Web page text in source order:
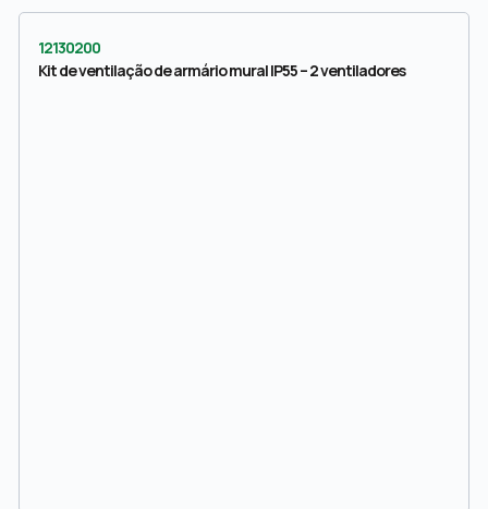
12130200
Kit de ventilação de armário mural IP55 – 2 ventiladores